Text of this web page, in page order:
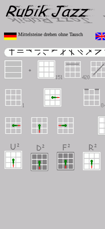
Mittelsteine drehen ohne Tausch